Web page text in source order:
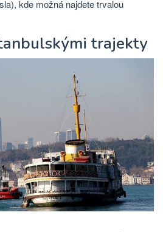
kde možná najdete trvalou
trajekty